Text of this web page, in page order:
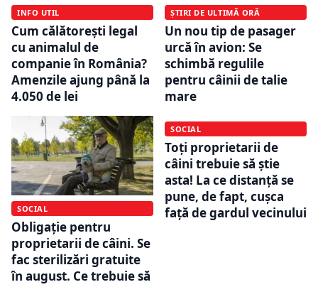
INFO UTIL
Cum călătorești legal
cu animalul de
companie în România?
Amenzile ajung până la
4.050 de lei
ȘTIRI DE ULTIMĂ ORĂ
Un nou tip de pasager
urcă în avion: Se
schimbă regulile
pentru câinii de talie
mare
SOCIAL
Obligație pentru
proprietarii de câini. Se
fac sterilizări gratuite
în august. Ce trebuie să
SOCIAL
Toți proprietarii de
câini trebuie să știe
asta! La ce distanță se
pune, de fapt, cușca
față de gardul vecinului